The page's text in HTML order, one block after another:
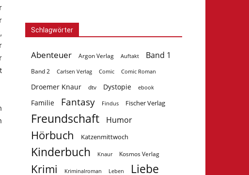
Schlagwörter
Abenteuer Argon Verlag Auftakt Band 1
Band 2 Carlsen Verlag Comic Comic Roman
Droemer Knaur dtv Dystopie ebook
Familie Fantasy Findus Fischer Verlag
Freundschaft Humor
Hörbuch Katzenmittwoch
Kinderbuch Knaur Kosmos Verlag
Krimi Kriminalroman Leben Liebe